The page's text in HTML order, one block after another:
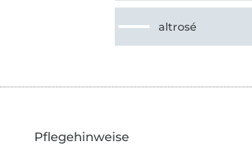
altrosé
Pflegehinweise